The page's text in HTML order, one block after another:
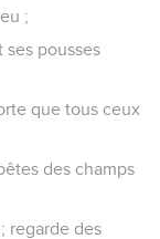
;
ses pousses
que tous ceux
des champs
regarde des